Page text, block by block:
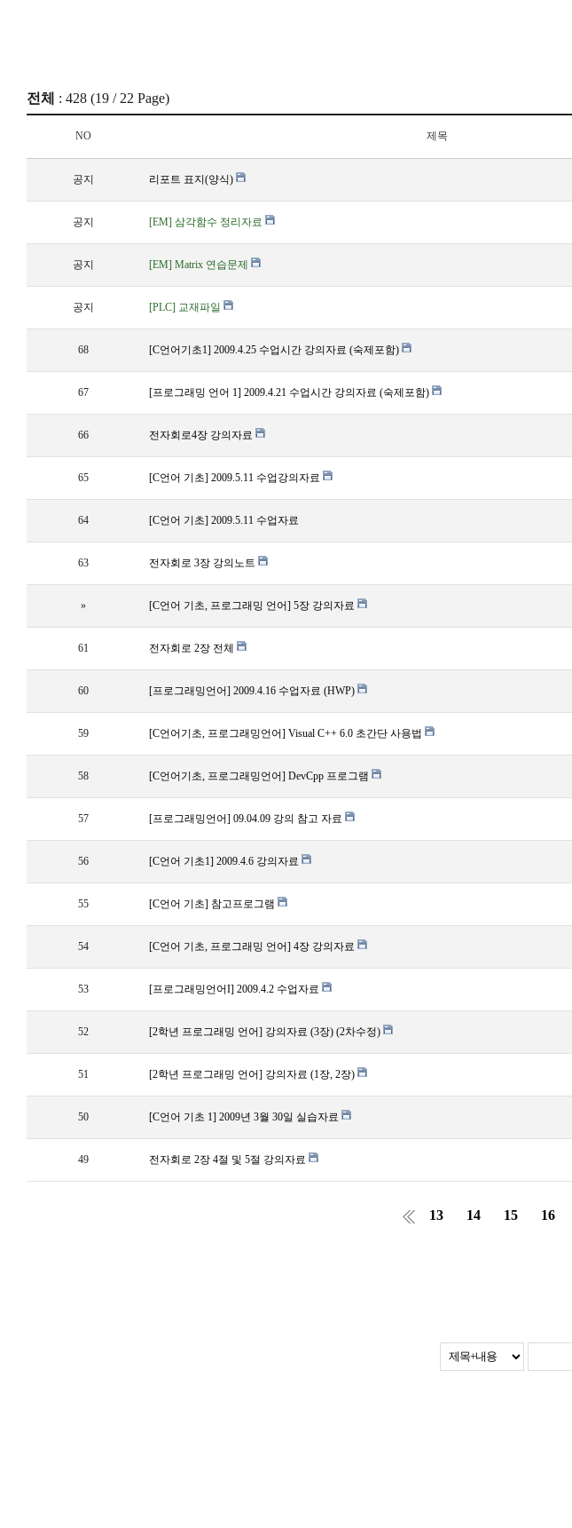
전체 : 428 (19 / 22 Page)
NO 제목
공지 리포트 표지(양식)
공지 [EM] 삼각함수 정리자료
공지 [EM] Matrix 연습문제
공지 [PLC] 교재파일
68 [C언어기초1] 2009.4.25 수업시간 강의자료 (숙제포함)
67 [프로그래밍 언어 1] 2009.4.21 수업시간 강의자료 (숙제포함)
66 전자회로4장 강의자료
65 [C언어 기초] 2009.5.11 수업강의자료
64 [C언어 기초] 2009.5.11 수업자료
63 전자회로 3장 강의노트
» [C언어 기초, 프로그래밍 언어] 5장 강의자료
61 전자회로 2장 전체
60 [프로그래밍언어] 2009.4.16 수업자료 (HWP)
59 [C언어기초, 프로그래밍언어] Visual C++ 6.0 초간단 사용법
58 [C언어기초, 프로그래밍언어] DevCpp 프로그램
57 [프로그래밍언어] 09.04.09 강의 참고 자료
56 [C언어 기초1] 2009.4.6 강의자료
55 [C언어 기초] 참고프로그램
54 [C언어 기초, 프로그래밍 언어] 4장 강의자료
53 [프로그래밍언어I] 2009.4.2 수업자료
52 [2학년 프로그래밍 언어] 강의자료 (3장) (2차수정)
51 [2학년 프로그래밍 언어] 강의자료 (1장, 2장)
50 [C언어 기초 1] 2009년 3월 30일 실습자료
49 전자회로 2장 4절 및 5절 강의자료
13 14 15 16